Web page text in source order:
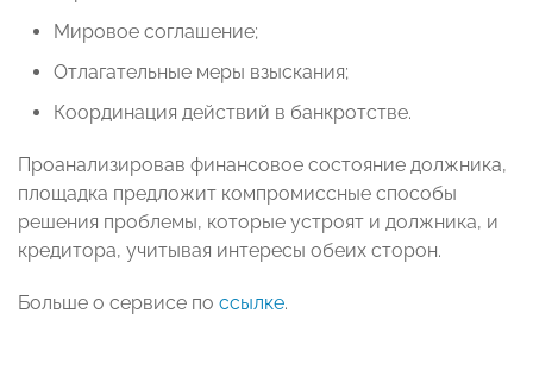
Мировое соглашение;
Отлагательные меры взыскания;
Координация действий в банкротстве.
Проанализировав финансовое состояние должника,
площадка предложит компромиссные способы
решения проблемы, которые устроят и должника, и
кредитора, учитывая интересы обеих сторон.
Больше о сервисе по ссылке.